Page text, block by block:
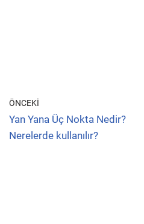
ÖNCEKI
Yan Yana Üç Nokta Nedir?
Nerelerde kullanılır?